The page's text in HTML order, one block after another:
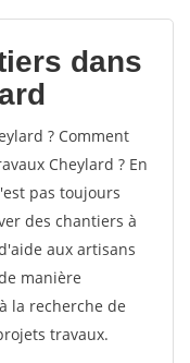
dans
? Comment
Cheylard ? En
pas toujours
des chantiers à
aux artisans
manière
la recherche de
travaux.